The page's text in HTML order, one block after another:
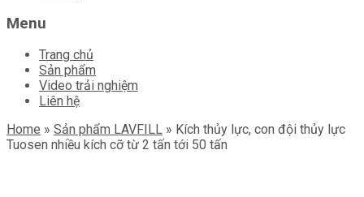
Menu
Trang chủ
Sản phẩm
Video trải nghiệm
Liên hệ
Home » Sản phẩm LAVFILL » Kích thủy lực, con đội thủy lực
Tuosen nhiều kích cỡ từ 2 tấn tới 50 tấn